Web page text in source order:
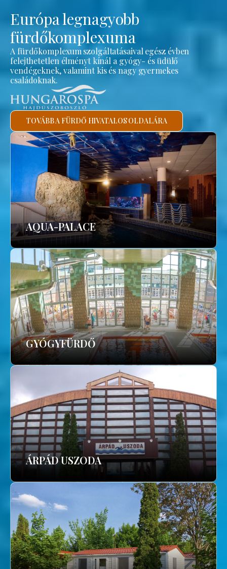
Európa legnagyobb
fürdőkomplexuma
A fürdőkomplexum szolgáltatásaival egész évben
felejthetetlen élményt kínál a gyógy- és üdülő
vendégeknek, valamint kis és nagy gyermekes
családoknak.
TOVÁBB A FÜRDŐ HIVATALOS OLDALÁRA
AQUA-PALACE
GYÓGYFÜRDŐ
ÁRPÁD USZODA